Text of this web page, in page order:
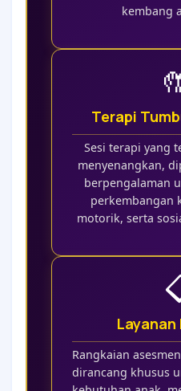
kembang
Terapi
Sesi terapi yang
menyenangkan,
berpengalaman
perkembangan
motorik, serta
Rangkaian
dirancang khusus